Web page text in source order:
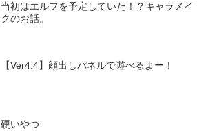
当初はエルフを予定していた！？キャラメイ
クのお話。
【Ver4.4】顔出しパネルで遊べるよー！
硬いやつ